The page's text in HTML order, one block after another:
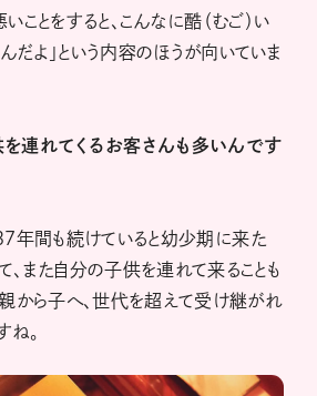
ことをすると、こんなに酷（むご）い
だよ」という内容のほうが向いていま
連れてくるお客さんも多いんです
年間も続けていると幼少期に来た
、また自分の子供を連れて来ることも
親から子へ、世代を超えて受け継がれ
ね。